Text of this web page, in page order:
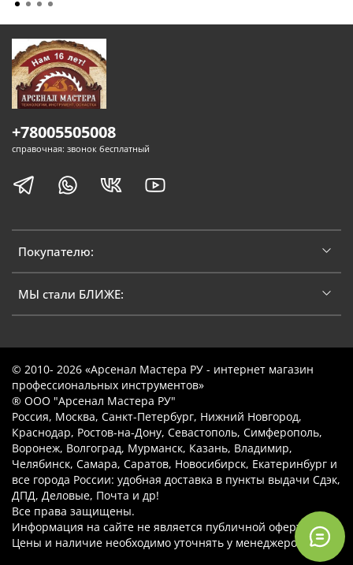
Покупателю:
МЫ стали БЛИЖЕ:
+78005505008
справочная: звонок бесплатный
© 2010- 2026 «Арсенал Мастера РУ - интернет магазин
профессиональных инструментов»
® ООО "Арсенал Мастера РУ"
Россия, Москва, Санкт-Петербург, Нижний Новгород,
Краснодар, Ростов-на-Дону, Севастополь, Симферополь,
Воронеж, Волгоград, Мурманск, Казань, Владимир,
Челябинск, Самара, Саратов, Новосибирск, Екатеринбург и
все города России: удобная доставка в пункты выдачи Сдэк,
ДПД, Деловые, Почта и др!
Все права защищены.
Информация на сайте не является публичной офертой.
Цены и наличие необходимо уточнять у менеджеров.